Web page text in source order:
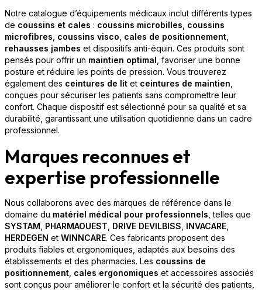
Notre catalogue d’équipements médicaux inclut différents types
de coussins et cales : coussins microbilles coussins
microfibres coussins visco cales de positionnement
rehausses jambes et dispositifs anti-équin. Ces produits sont
pensés pour offrir un maintien optimal , favoriser une bonne
posture et réduire les points de pression. Vous trouverez
également des ceintures de lit et ceintures de maintien
conçues pour sécuriser les patients sans compromettre leur
confort. Chaque dispositif est sélectionné pour sa qualité et sa
durabilité, garantissant une utilisation quotidienne dans un cadre
professionnel.
Marques reconnues et
expertise professionnelle
Nous collaborons avec des marques de référence dans le
domaine du matériel médical pour professionnels , telles que
SYSTAM PHARMAOUEST DRIVE DEVILBISS INVACARE
HERDEGEN et WINNCARE. Ces fabricants proposent des
produits fiables et ergonomiques, adaptés aux besoins des
établissements et des pharmacies. Les coussins de
positionnement cales ergonomiques et accessoires associés
sont conçus pour améliorer le confort et la sécurité des patients,